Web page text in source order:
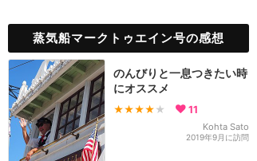
蒸気船マークトゥエイン号の感想
のんびりと一息つきたい時
にオススメ
★★★★ ★ 11
Kohta Sato
2019年9月に訪問